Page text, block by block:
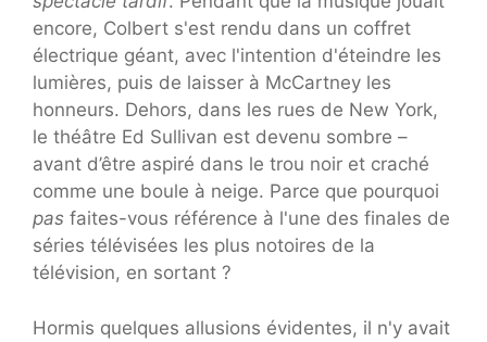
encore, Colbert s'est rendu dans un coffret
électrique géant, avec l'intention d'éteindre les
lumières, puis de laisser à McCartney les
honneurs. Dehors, dans les rues de New York,
le théâtre Ed Sullivan est devenu sombre –
avant d’être aspiré dans le trou noir et craché
comme une boule à neige. Parce que pourquoi
pas faites-vous référence à l'une des finales de
séries télévisées les plus notoires de la
télévision, en sortant ?
Hormis quelques allusions évidentes, il n'y avait